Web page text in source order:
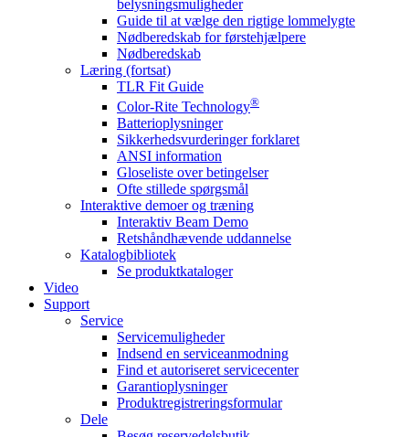
belysningsmuligheder
Guide til at vælge den rigtige lommelygte
Nødberedskab for førstehjælpere
Nødberedskab
Læring (fortsat)
TLR Fit Guide
Color-Rite Technology®
Batterioplysninger
Sikkerhedsvurderinger forklaret
ANSI information
Gloseliste over betingelser
Ofte stillede spørgsmål
Interaktive demoer og træning
Interaktiv Beam Demo
Retshåndhævende uddannelse
Katalogbibliotek
Se produktkataloger
Video
Support
Service
Servicemuligheder
Indsend en serviceanmodning
Find et autoriseret servicecenter
Garantioplysninger
Produktregistreringsformular
Dele